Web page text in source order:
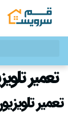
تعمیر
تعمیر